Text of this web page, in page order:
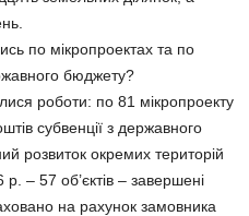
по мікропроектах та по
бюджету?
роботи: по 81 мікропроекту
субвенції з державного
розвиток окремих територій
– 57 об’єктів – завершені
на рахунок замовника